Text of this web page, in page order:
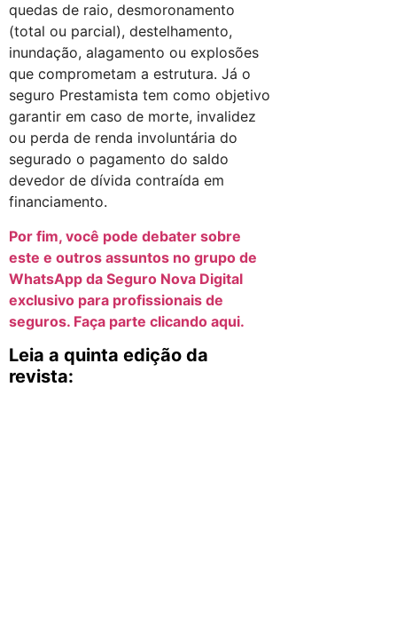
quedas de raio, desmoronamento
(total ou parcial), destelhamento,
inundação, alagamento ou explosões
que comprometam a estrutura. Já o
seguro Prestamista tem como objetivo
garantir em caso de morte, invalidez
ou perda de renda involuntária do
segurado o pagamento do saldo
devedor de dívida contraída em
financiamento.
Por fim, você pode debater sobre
este e outros assuntos no grupo de
WhatsApp da Seguro Nova Digital
exclusivo para profissionais de
seguros. Faça parte clicando aqui.
Leia a quinta edição da
revista: